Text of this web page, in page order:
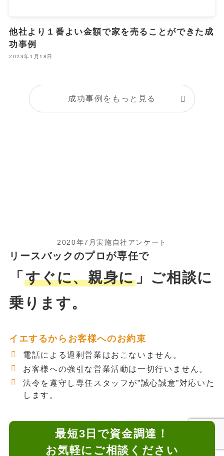
他社より１番よい金額で家を売ることができた成
功事例
2023年1月18日
成功事例をもっと見る
2020年7月実施自社アンケート
リースバックのプロが専任で
「 すぐに、親身に」ご相談に
乗ります。
イエするからお客様へのお約束
電話による過剰営業はおこないません。
お客様への強引な営業活動は一切行いません。
法令を遵守し専任スタッフが”誠心誠意”対応いた
します。
最短3日で資金調達！
お気軽にご相談ください